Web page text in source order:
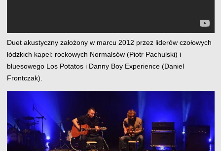
Duet akustyczny założony w marcu 2012 przez liderów czołowych
łódzkich kapel: rockowych Normalsów (Piotr Pachulski) i
bluesowego Los Potatos i Danny Boy Experience (Daniel
Frontczak).